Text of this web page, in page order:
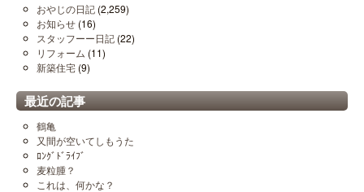
おやじの日記 (2,259)
お知らせ (16)
スタッフーー日記 (22)
リフォーム (11)
新築住宅 (9)
最近の記事
鶴亀
又間が空いてしもうた
ﾛﾝｸﾞﾄﾞﾗｲﾌﾞ
麦粒腫？
これは、何かな？